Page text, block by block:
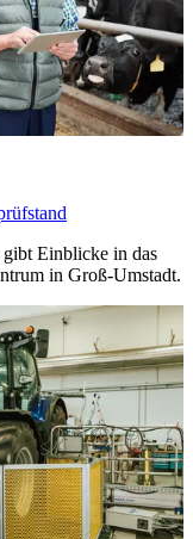
Einblicke in das
in Groß-Umstadt.